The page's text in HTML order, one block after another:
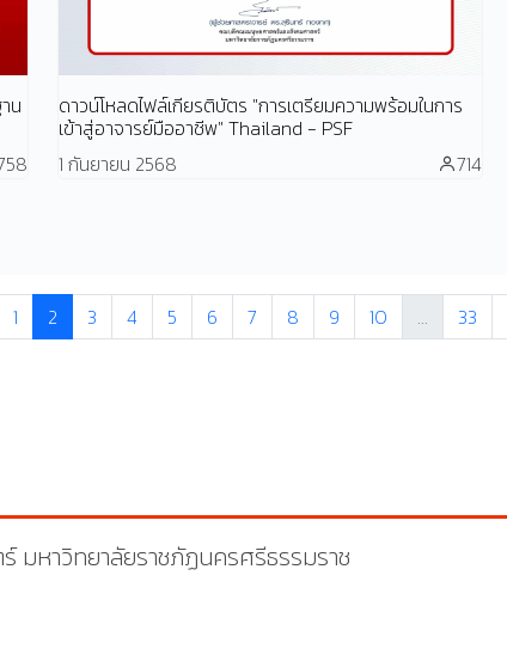
น ดาวน์โหลดไฟล์เกียรติบัตร "การเตรียมความพร้อมในการ
เข้าสู่อาจารย์มืออาชีพ" Thailand - PSF
1 กันยายน 2568
714
1 2 3 4 5 6 7 8 9 10 ... 33
หาวิทยาลัยราชภัฏนครศรีธรรมราช